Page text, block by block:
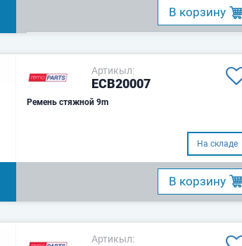
B корзину
Артикыл:
ECB20007
Ремень стяжной 9m
На складе
B корзину
Артикыл: